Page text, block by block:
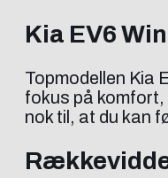
Kia EV6
Topmodellen Kia
fokus på
nok til, at du kan